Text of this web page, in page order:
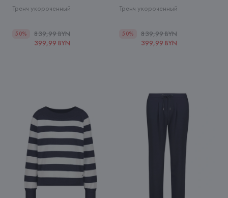
Тренч укороченный
50%
839,99 BYN
399,99 BYN
Тренч укороченный
50%
839,99 BYN
399,99 BYN